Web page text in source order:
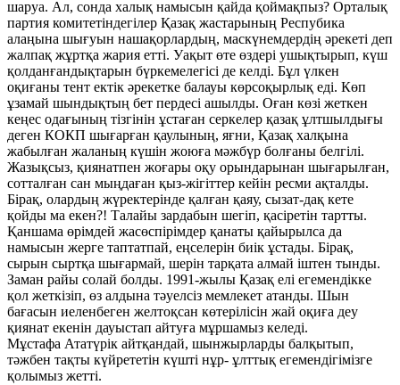
шаруа. Ал, сонда халық намысын қайда қоймақпыз? Орталық
партия комитетіндегілер Қазақ жастарының Респубика
алаңына шығуын нашақорлардың, маскүнемдердің әрекеті деп
жалпақ жұртқа жария етті. Уақыт өте өздері ушықтырып, күш
қолданғандықтарын бүркемелегісі де келді. Бұл үлкен
оқиғаны тент ектік әрекетке балауы көрсоқырлық еді. Көп
ұзамай шындықтың бет пердесі ашылды. Оған көзі жеткен
кеңес одағының тізгінін ұстаған серкелер қазақ ұлтшылдығы
деген КОКП шығарған қаулының, яғни, Қазақ халқына
жабылған жаланың күшін жоюға мәжбүр болғаны белгілі.
Жазықсыз, қиянатпен жоғары оқу орындарынан шығарылған,
сотталған сан мыңдаған қыз-жігіттер кейін ресми ақталды.
Бірақ, олардың жүректерінде қалған қаяу, сызат-дақ кете
қойды ма екен?! Талайы зардабын шегіп, қасіретін тартты.
Қаншама өрімдей жасөспірімдер қанаты қайырылса да
намысын жерге таптатпай, еңселерін биік ұстады. Бірақ,
сырын сыртқа шығармай, шерін тарқата алмай іштен тынды.
Заман райы солай болды. 1991-жылы Қазақ елі егемендікке
қол жеткізіп, өз алдына тәуелсіз мемлекет атанды. Шын
бағасын иеленбеген желтоқсан көтерілісін жай оқиға деу
қиянат екенін дауыстап айтуға мұршамыз келеді.
Мұстафа Ататүрік айтқандай, шынжырларды балқытып,
тәжбен тақты күйрететін күшті нұр- ұлттық егемендігімізге
қолымыз жетті.